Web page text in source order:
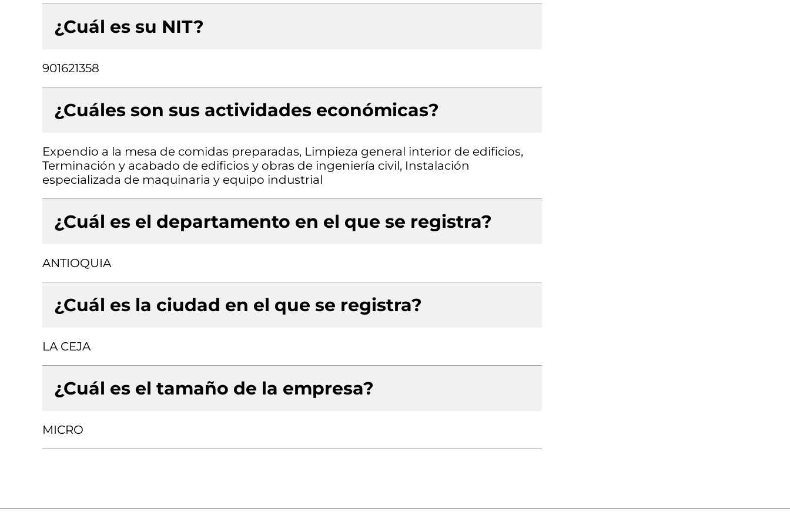
¿Cuál es su NIT?
901621358
¿Cuáles son sus actividades económicas?
Expendio a la mesa de comidas preparadas, Limpieza general interior de edificios,
Terminación y acabado de edificios y obras de ingeniería civil, Instalación
especializada de maquinaria y equipo industrial
¿Cuál es el departamento en el que se registra?
ANTIOQUIA
¿Cuál es la ciudad en el que se registra?
LA CEJA
¿Cuál es el tamaño de la empresa?
MICRO